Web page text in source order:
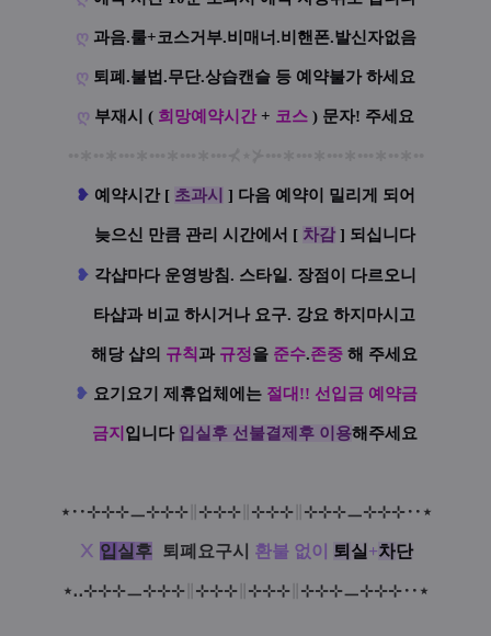
ღ 과음.룰+코스거부.비매너.비핸폰.발신자없음
ღ 퇴폐.불법.무단.상습캔슬 등 예약불가 하세요
ღ 부재시 ( 희망예약시간 + 코스 ) 문자! 주세요
❥ 예 약시간 [ 초과시 ] 다음 예약이 밀리게 되어
늦으신 만큼 관리 시간에서 [ 차감] 되십니다
❥ 각샵마다 운영방침. 스타일. 장점이 다르오니
타샵과 비교 하시거나 요구. 강요 하지마시고
해당 샵의 규칙 과 규정을 준수.존중 해 주세요
❥ 요기요기 제휴업체에는 절대!! 선입금 예약금
금지 입니다 입실후 선불결제후 이용해주세요
⋆ ‥⊹⊹⊹ㅡ⊹⊹⊹∥ ⊹⊹⊹∥ ⊹⊹⊹∥ ⊹⊹⊹ㅡ⊹⊹⊹‥ ⋆
Ⅹ 입 실 후 퇴폐요구시 환불 없이 퇴 실 +차단
⋆‥⊹⊹⊹ㅡ⊹⊹⊹ ⊹⊹⊹ ⊹⊹⊹ ⊹⊹⊹ㅡ⊹⊹⊹‥ ⋆